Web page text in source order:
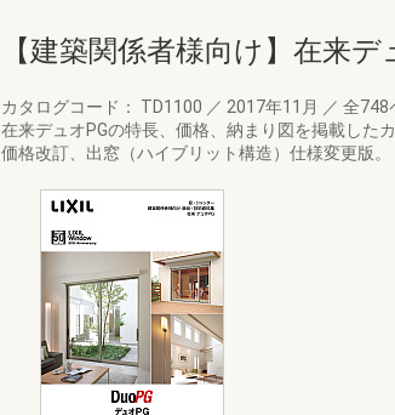
【建築関係者様向け】在来
カタログコード： TD1100 ／ 2017年11月 ／ 全748
在来デュオPGの特長、価格、納まり図を掲載した
価格改訂、出窓（ハイブリット構造）仕様変更版。